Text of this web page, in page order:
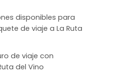
disponibles para
de viaje a La Ruta
de viaje con
del Vino